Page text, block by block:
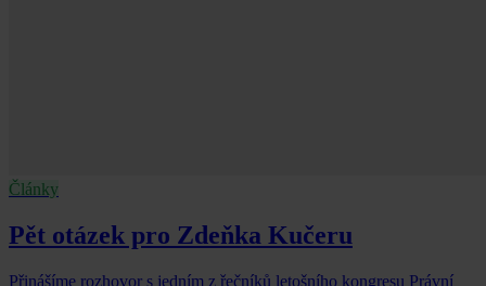
Články
Pět otázek pro Zdeňka Kučeru
Přinášíme rozhovor s jedním z řečníků letošního kongresu Právní